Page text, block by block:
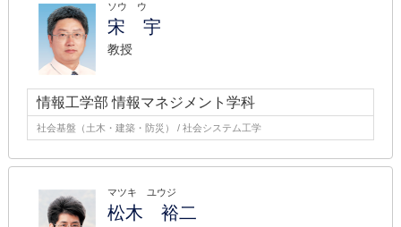
ソウ ウ
宋 宇
教授
情報工学部 情報マネジメント学科
社会基盤（土木・建築・防災） / 社会システム工学
マツキ ユウジ
松木 裕二